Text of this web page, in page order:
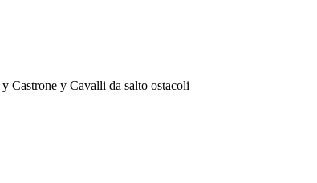
y Castrone y Cavalli da salto ostacoli